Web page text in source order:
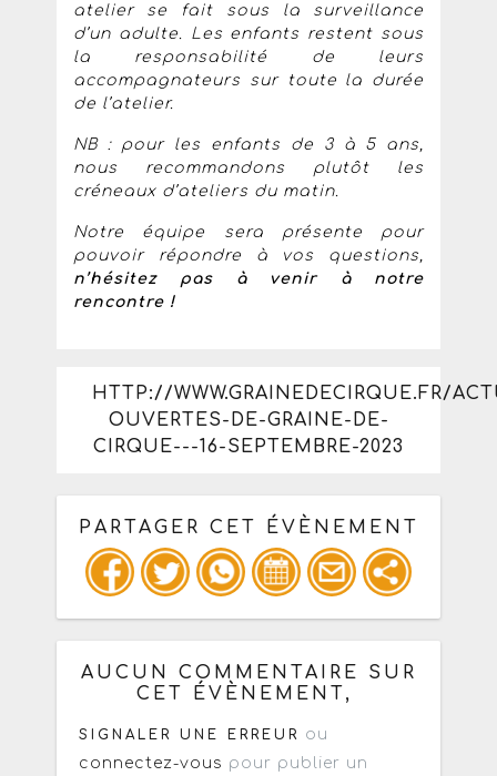
atelier se fait sous la surveillance
d’un adulte. Les enfants restent sous
la responsabilité de leurs
accompagnateurs sur toute la durée
de l’atelier.
NB : pour les enfants de 3 à 5 ans,
nous recommandons plutôt les
créneaux d’ateliers du matin.
Notre équipe sera présente pour
pouvoir répondre à vos questions,
n’hésitez pas à venir à notre
rencontre !
HTTP://WWW.GRAINEDECIRQUE.FR/
OUVERTES-DE-GRAINE-DE-
CIRQUE---16-SEPTEMBRE-2023
PARTAGER CET ÉVÈNEMENT
Copiez les infos ci-dessous pour un
: mail / forum / réseau social
AUCUN COMMENTAIRE SUR
CET ÉVÈNEMENT,
SIGNALER UNE ERREUR
ou
connectez-vous pour publier un